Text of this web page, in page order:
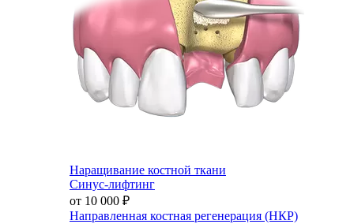
Наращивание костной ткани
Синус-лифтинг
от 10 000 ₽
Направленная костная регенерация (НКР)